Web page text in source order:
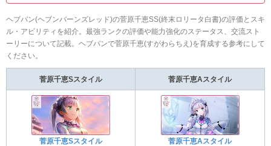
ヘブバン(ヘブンバーンズレッド)の菅原千恵SS(終末ロリータ白書)の評価とスキ
ル・アビリティを紹介。最強ランクの評価や能力強化のステータス、交流スト
ーリーについて記載。ヘブバンで菅原千恵(すがわらちえ)を育成する参考にして
ください。
菅原千恵Sスタイル 菅原千恵Aスタイル
菅原千恵Sスタイル 菅原千恵Aスタイル